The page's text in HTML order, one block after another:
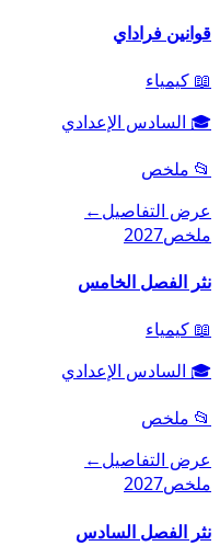
قوانين فراداي
📖 كيمياء
🎓 السادس الإعدادي
📂 ملخص
عرض التفاصيل←
ملخص2027
نثر الفصل الخامس
📖 كيمياء
🎓 السادس الإعدادي
📂 ملخص
عرض التفاصيل←
ملخص2027
نثر الفصل السادس